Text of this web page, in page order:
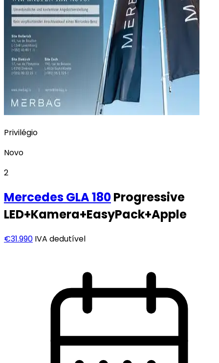
Privilégio
Novo
2
MercedesGLA 180Progressive
LED+Kamera+EasyPack+Apple
€31.990 IVA dedutível